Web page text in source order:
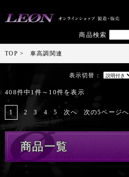
商品検索
TOP 車高調関連
表示切替：
408件中1件～10件を表示
1 2 3 4 5 次へ 次の5ページへ
商品一覧